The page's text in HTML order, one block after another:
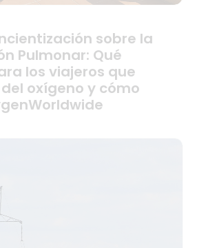
sobre la
Pulmonar: Qué
los viajeros que
oxígeno y cómo